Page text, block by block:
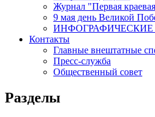
Журнал "Первая
9 мая день Великой
Контакты
Главные внештатные
Пресс-служба
Общественный совет
Разделы